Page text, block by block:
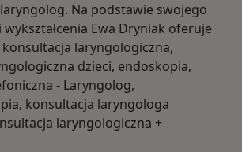
Na podstawie swojego
Ewa Dryniak oferuje
konsultacja laryngologiczna,
dzieci, endoskopia,
- Laryngolog,
konsultacja laryngologa
laryngologiczna +